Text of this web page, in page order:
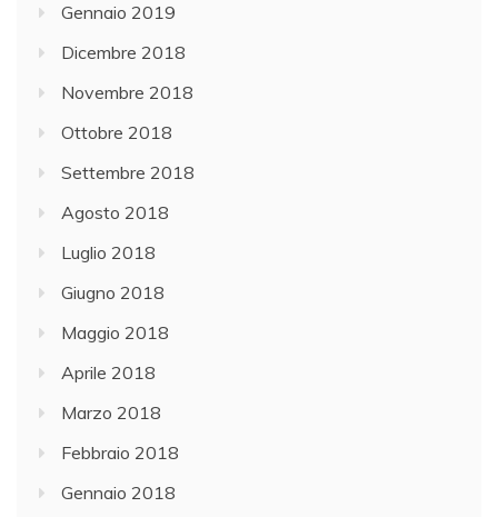
Gennaio 2019
Dicembre 2018
Novembre 2018
Ottobre 2018
Settembre 2018
Agosto 2018
Luglio 2018
Giugno 2018
Maggio 2018
Aprile 2018
Marzo 2018
Febbraio 2018
Gennaio 2018